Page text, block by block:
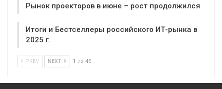
Рынок проекторов в июне – рост продолжился
Итоги и Бестселлеры российского ИТ-рынка в
2025 г.
PREV NEXT 1 из 45